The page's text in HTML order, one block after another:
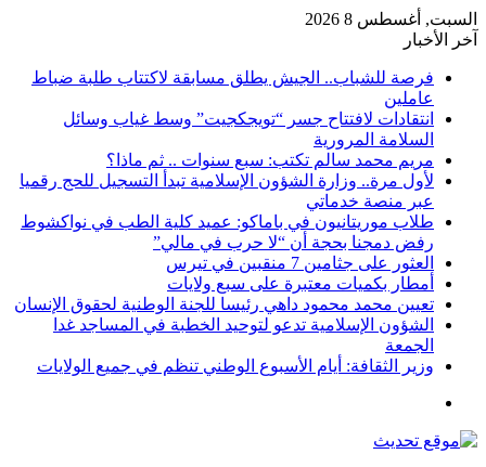
السبت, أغسطس 8 2026
آخر الأخبار
فرصة للشباب.. الجيش يطلق مسابقة لاكتتاب طلبة ضباط
عاملين
انتقادات لافتتاح جسر “تويجكجيت” وسط غياب وسائل
السلامة المرورية
مريم محمد سالم تكتب: سبع سنوات .. ثم ماذا؟
لأول مرة.. وزارة الشؤون الإسلامية تبدأ التسجيل للحج رقميا
عبر منصة خدماتي
طلاب موريتانيون في باماكو: عميد كلية الطب في نواكشوط
رفض دمجنا بحجة أن “لا حرب في مالي”
العثور على جثامين 7 منقبين في تيرس
أمطار بكميات معتبرة على سبع ولايات
تعيين محمد محمود داهي رئيسا للجنة الوطنية لحقوق الإنسان
الشؤون الإسلامية تدعو لتوحيد الخطبة في المساجد غدا
الجمعة
وزير الثقافة: أيام الأسبوع الوطني تنظم في جميع الولايات